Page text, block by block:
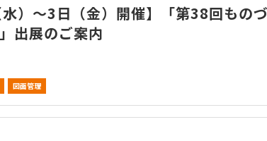
水）～3日（金）開催】「第38回もの
出展のご案内
図面管理